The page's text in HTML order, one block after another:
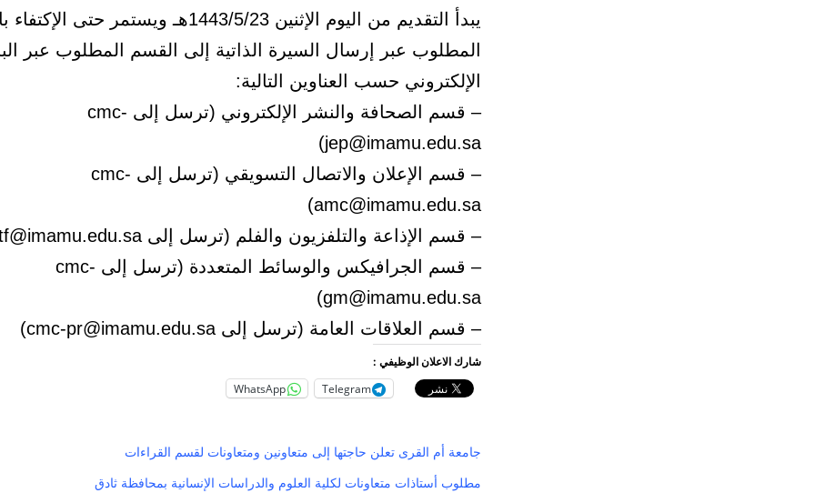
يبدأ التقديم من اليوم الإثنين 1443/5/23هـ ويستمر حتى
المطلوب عبر إرسال السيرة الذاتية إلى القسم المطلوب عبر
الإلكتروني حسب العناوين التالية:
– قسم الصحافة والنشر الإلكتروني (ترسل إلى cmc-
jep@imamu.edu.sa)
– قسم الإعلان والاتصال التسويقي (ترسل إلى cmc-
amc@imamu.edu.sa)
– قسم الإذاعة والتلفزيون والفلم (ترسل إلى cmc-rtf@imamu.edu.sa)
– قسم الجرافيكس والوسائط المتعددة (ترسل إلى cmc-
gm@imamu.edu.sa)
– قسم العلاقات العامة (ترسل إلى cmc-pr@imamu.edu.sa)
شارك الاعلان الوظيفي :
Telegram
WhatsApp
جامعة أم القرى تعلن حاجتها إلى متعاونين ومتعاونات لقسم القراءات
مطلوب أستاذات متعاونات لكلية العلوم والدراسات الإنسانية بمحافظة ثادق